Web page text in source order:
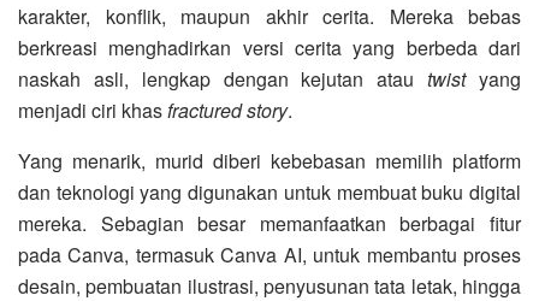
karakter, konflik, maupun akhir cerita. Mereka bebas
berkreasi menghadirkan versi cerita yang berbeda dari
naskah asli, lengkap dengan kejutan atautwistyang
menjadi ciri khasfractured story.
Yang menarik, murid diberi kebebasan memilih platform
dan teknologi yang digunakan untuk membuat buku digital
mereka. Sebagian besar memanfaatkan berbagai fitur
pada Canva, termasuk Canva AI, untuk membantu proses
desain, pembuatan ilustrasi, penyusunan tata letak, hingga